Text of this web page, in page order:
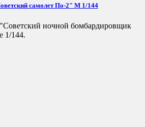
самолет По-2" М 1/144
ночной бомбардировщик
1/144.